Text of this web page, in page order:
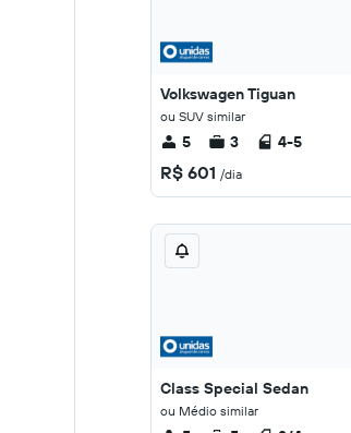
Volkswagen Tiguan
ou SUV similar
5 3 4-5
R$ 601 /dia
Class Special Sedan
ou Médio similar